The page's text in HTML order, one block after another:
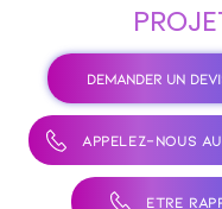
DEMANDER UN
APPELEZ-NOUS
ÊTRE